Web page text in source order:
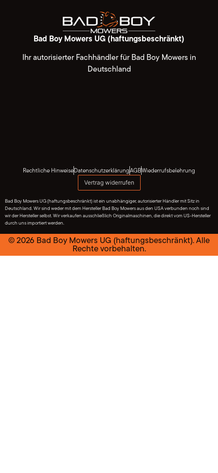
Bad Boy Mowers UG (haftungsbeschränkt)
Ihr autorisierter Fachhändler für Bad Boy Mowers in
Deutschland
Rechtliche HinweiseDatenschutzerklärungAGBWiederrufsbelehrung
Vertrag widerrufen
Bad Boy Mowers UG (haftungsbeschränkt) ist ein unabhängiger, autorisierter Händler mit Sitz in
Deutschland. Wir sind weder mit dem Hersteller Bad Boy Mowers aus den USA verbunden noch sind
wir der Hersteller selbst. Wir verkaufen ausschließlich Originalmaschinen, die direkt vom US-Hersteller
durch uns importiert werden.
© 2026 Bad Boy Mowers UG (haftungsbeschränkt). Alle
Rechte vorbehalten.